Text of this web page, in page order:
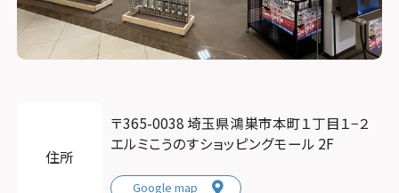
住所
〒365-0038 埼玉県鴻巣市本町１丁目１−２
エルミこうのすショッピングモール 2F
Google map